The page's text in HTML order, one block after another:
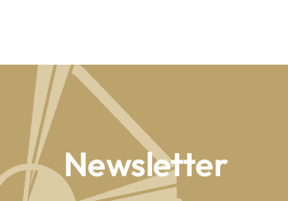
Newsletter